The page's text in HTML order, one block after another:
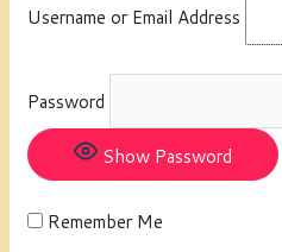
Username or Email Address
Password
Show Password
Remember Me